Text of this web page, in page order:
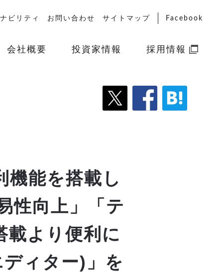
ビリティ お問い合わせ サイトマップ Facebook
会社概要 投資家情報 採用情報
能を搭載し
性向上」「テ
載より便利に
ィター)」を